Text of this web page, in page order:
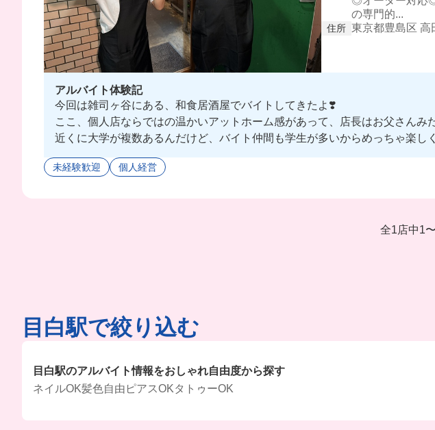
の専門的...
住所 東京都豊島区 高
アルバイト体験記
今回は雑司ヶ谷にある、和食居酒屋でバイトしてきたよ❣️
ここ、個人店ならではの温かいアットホーム感があって、店長はお父さんみ
近くに大学が複数あるんだけど、バイト仲間も学生が多いからめっちゃ楽し
しかもね、、なんと言ってもここ、元フレンチシェフの店長が作る豪華すぎ
未経験歓迎 個人経営
全1店中1〜
目白駅で絞り込む
目白駅のアルバイト情報をおしゃれ自由度から探す
ネイルOK髪色自由 ピアスOKタトゥーOK